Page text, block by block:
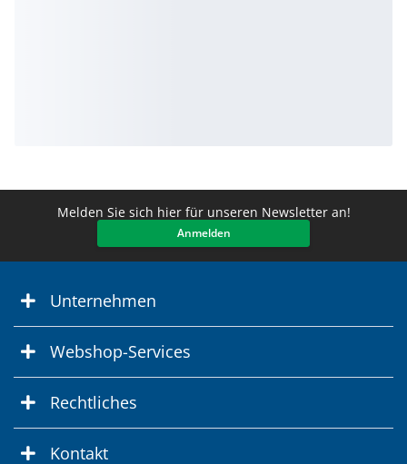
Melden Sie sich hier für unseren Newsletter an!
Anmelden
Unternehmen
Webshop-Services
Rechtliches
Kontakt